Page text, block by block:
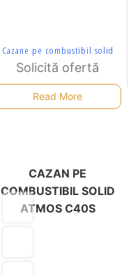
Cazane pe combustibil solid
Solicită ofertă
Read More
CAZAN PE
COMBUSTIBIL SOLID
ATMOS C40S